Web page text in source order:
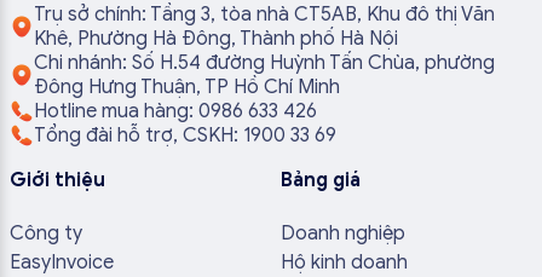
Trụ sở chính: Tầng 3, tòa nhà CT5AB, Khu đô thị Văn
Khê, Phường Hà Đông, Thành phố Hà Nội
Chi nhánh: Số H.54 đường Huỳnh Tấn Chùa, phường
Đông Hưng Thuận, TP Hồ Chí Minh
Hotline mua hàng: 0986 633 426
Tổng đài hỗ trợ, CSKH: 1900 33 69
Giới thiệu
Công ty
EasyInvoice
Bảng giá
Doanh nghiệp
Hộ kinh doanh